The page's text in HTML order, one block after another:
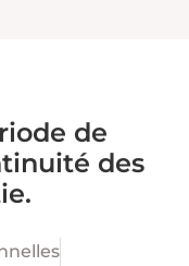
de
des